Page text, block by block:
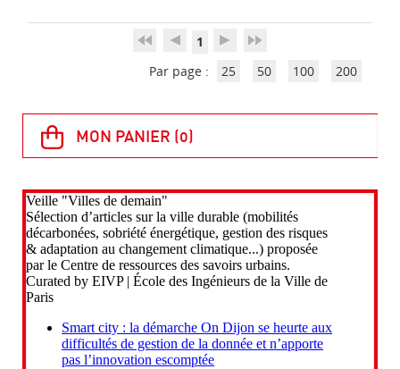
1
Par page :
25 50 100 200